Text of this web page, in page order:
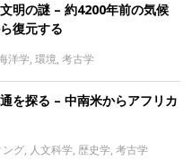
明の謎 – 約4200年前の気候
復元する
洋学, 環境, 考古学
を探る – 中南米からアフリカ
グ, 人文科学, 歴史学, 考古学